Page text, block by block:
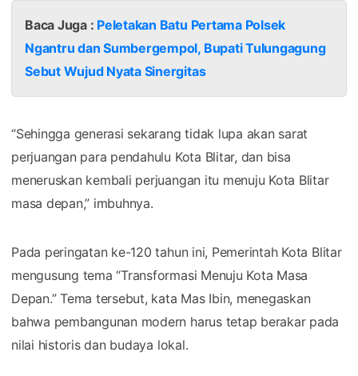
Baca Juga : Peletakan Batu Pertama Polsek
Ngantru dan Sumbergempol, Bupati Tulungagung
Sebut Wujud Nyata Sinergitas
“Sehingga generasi sekarang tidak lupa akan sarat
perjuangan para pendahulu Kota Blitar, dan bisa
meneruskan kembali perjuangan itu menuju Kota Blitar
masa depan,” imbuhnya.
Pada peringatan ke-120 tahun ini, Pemerintah Kota Blitar
mengusung tema “Transformasi Menuju Kota Masa
Depan.” Tema tersebut, kata Mas Ibin, menegaskan
bahwa pembangunan modern harus tetap berakar pada
nilai historis dan budaya lokal.